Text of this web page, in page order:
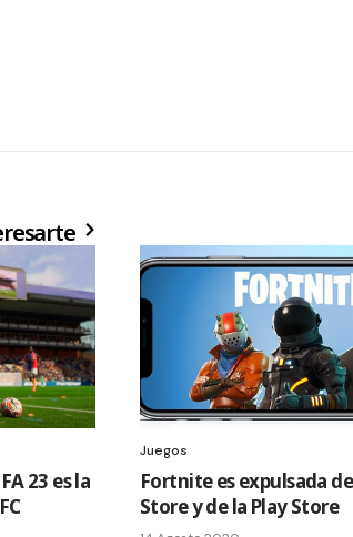
23 es la
Juegos
Fortnite es expulsada
Store y de la Play Store